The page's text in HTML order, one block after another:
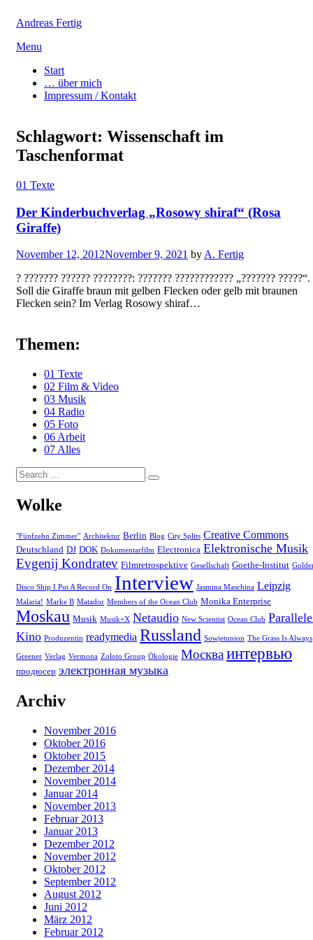
Andreas Fertig
Skip
content
Menu
Start
… über mich
Impressum / Kontakt
Schlagwort: Wissenschaft im
Taschenformat
01 Texte
Der Kinderbuchverlag „Rosowy shiraf“ (Rosa
Giraffe)
Posted
November 12, 2012November 9, 2021 by A. Fertig
? ??????? ?????? ????????: ??????? ???????????? „??????? ?????“.
Soll die Giraffe braun mit gelben Flecken oder gelb mit braunen
Flecken sein? Im Verlag Rosowy shiraf…
Themen:
01 Texte
02 Film & Video
03 Musik
04 Radio
05 Foto
06 Arbeit
07 Alles
Search
for:
Search
Wolke
"Fünfzehn Zimmer" Architektur Berlin Blog City Splits Creative Commons
Deutschland DJ DOK Dokumentarfilm Electronica Elektronische Musik
Evgenij Kondratev Filmretrospektive Gesellschaft Goethe-Institut
Disco Ship I Put A Record On Interview Jasmina Maschina Leipzig
Malaria! Marke B Matador Members of the Ocean Club Monika Enterprise
Moskau Musik Musik+X Netaudio New Scientist Ocean Club
Kino Produzentin readymedia Russland Sowjetunion The Grass Is Always
Greener Verlag Vermona Zoloto Group Ökologie Москваинтервью
продюсер электронная музыка
Archiv
November 2016
Oktober 2016
Oktober 2015
Dezember 2014
November 2014
Januar 2014
November 2013
Februar 2013
Januar 2013
Dezember 2012
November 2012
Oktober 2012
September 2012
August 2012
Juni 2012
März 2012
Februar 2012